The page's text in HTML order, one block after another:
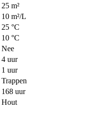
25 m²
10 m²/L
25 °C
10 °C
Nee
4 uur
1 uur
Trappen
168 uur
Hout